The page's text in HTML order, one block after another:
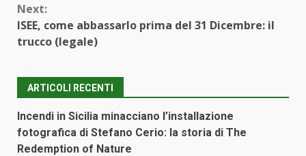
Next:
ISEE, come abbassarlo prima del 31 Dicembre: il
trucco (legale)
ARTICOLI RECENTI
Incendi in Sicilia minacciano l’installazione
fotografica di Stefano Cerio: la storia di The
Redemption of Nature